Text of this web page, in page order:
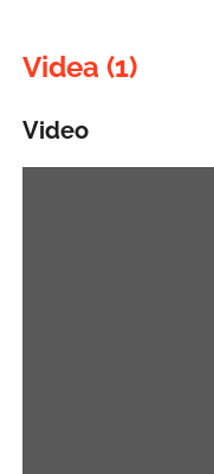
Videa (1)
Video